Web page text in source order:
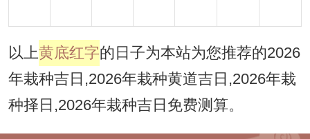
以上黄底红字的日子为本站为您推荐的2026
年栽种吉日,2026年栽种黄道吉日,2026年栽
种择日,2026年栽种吉日免费测算。